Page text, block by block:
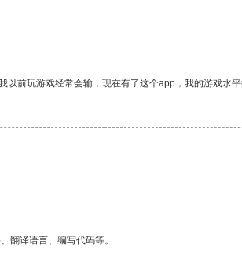
前玩游戏经常会输，现在有了这个app，我的游戏水平
翻译语言、编写代码等。